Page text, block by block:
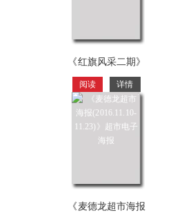
《红旗风采二期》
电子内刊
阅读 详情
《麦德龙超市海报